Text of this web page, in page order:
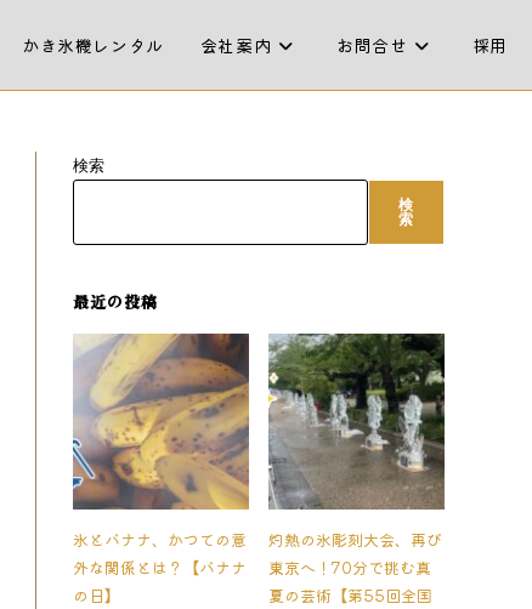
かき氷機レンタル 会社案内 お問合せ 採用
検索
検
索
最近の投稿
氷とバナナ、かつての意
外な関係とは？【バナナ
の日】
灼熱の氷彫刻大会、再び
東京へ！70分で挑む真
夏の芸術【第55回全国